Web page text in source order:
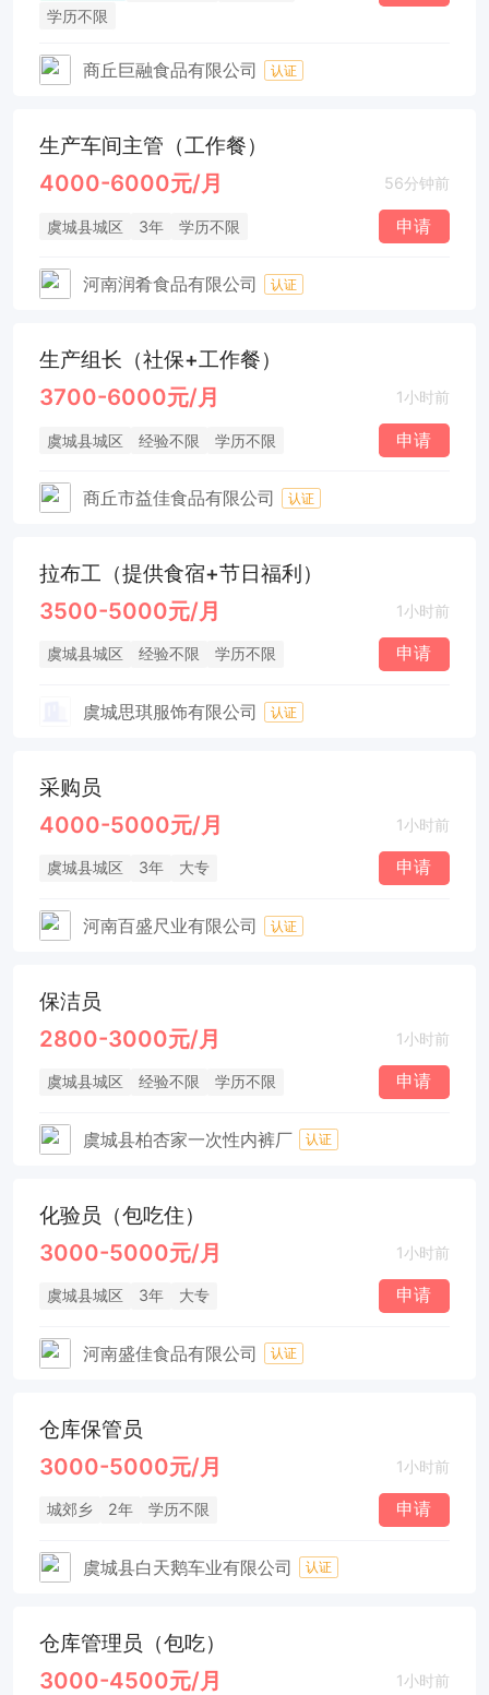
学历不限
商丘巨融食品有限公司 认证
生产车间主管（工作餐）
4000-6000元/月 56分钟前
虞城县城区 3年 学历不限 申请
河南润肴食品有限公司 认证
生产组长（社保+工作餐）
3700-6000元/月 1小时前
虞城县城区 经验不限 学历不限 申请
商丘市益佳食品有限公司 认证
拉布工（提供食宿+节日福利）
3500-5000元/月 1小时前
虞城县城区 经验不限 学历不限 申请
虞城思琪服饰有限公司 认证
采购员
4000-5000元/月 1小时前
虞城县城区 3年 大专 申请
河南百盛尺业有限公司 认证
保洁员
2800-3000元/月 1小时前
虞城县城区 经验不限 学历不限 申请
虞城县柏杏家一次性内裤厂 认证
化验员（包吃住）
3000-5000元/月 1小时前
虞城县城区 3年 大专 申请
河南盛佳食品有限公司 认证
仓库保管员
3000-5000元/月 1小时前
城郊乡 2年 学历不限 申请
虞城县白天鹅车业有限公司 认证
仓库管理员（包吃）
3000-4500元/月 1小时前